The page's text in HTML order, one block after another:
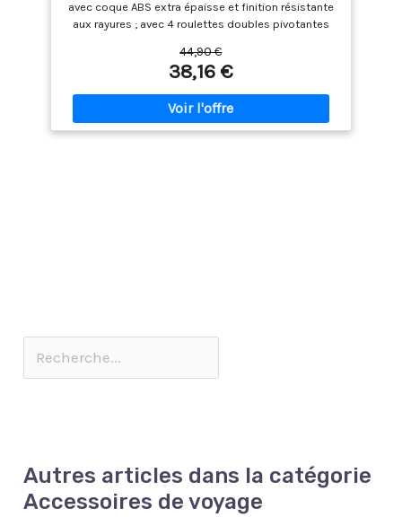
37,5 x 25,5cm - Orange Brûlé
avec coque ABS extra épaisse et finition résistante
aux rayures ; avec 4 roulettes doubles pivotantes
Pratique : La conception extensible offre jusqu’à 25
% de capacité supplémentaire, avec des
fermetures éclair solides et une poignée
télescopique pour une manœuvre confortable
(s’étend jusqu’à 103,5 cm). Organisation : Petite
44,90 €
38,16 €
Autres articles dans la catégorie
Accessoires de voyage